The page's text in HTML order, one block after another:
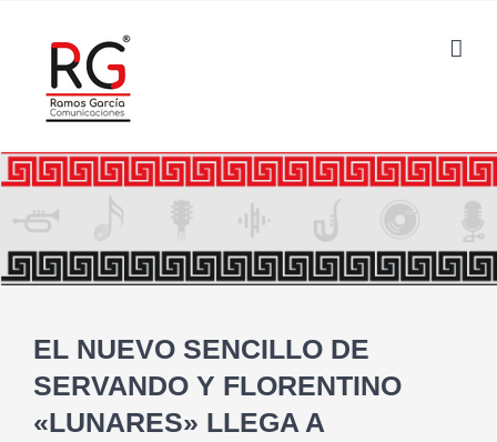
contenido
EL NUEVO SENCILLO DE
SERVANDO Y FLORENTINO
«LUNARES» LLEGA A